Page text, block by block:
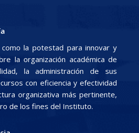
como la potestad para innovar y
la organización académica de
la administración de sus
con eficiencia y efectividad
organizativa más pertinente,
de los fines del Instituto.